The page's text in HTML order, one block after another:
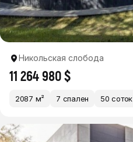
Никольская слобода
11 264 980 $
2087 м² 7 спален 50 соток